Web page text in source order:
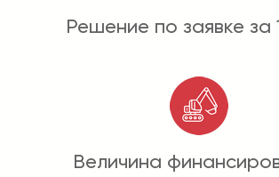
Решение по заявке за
Величина